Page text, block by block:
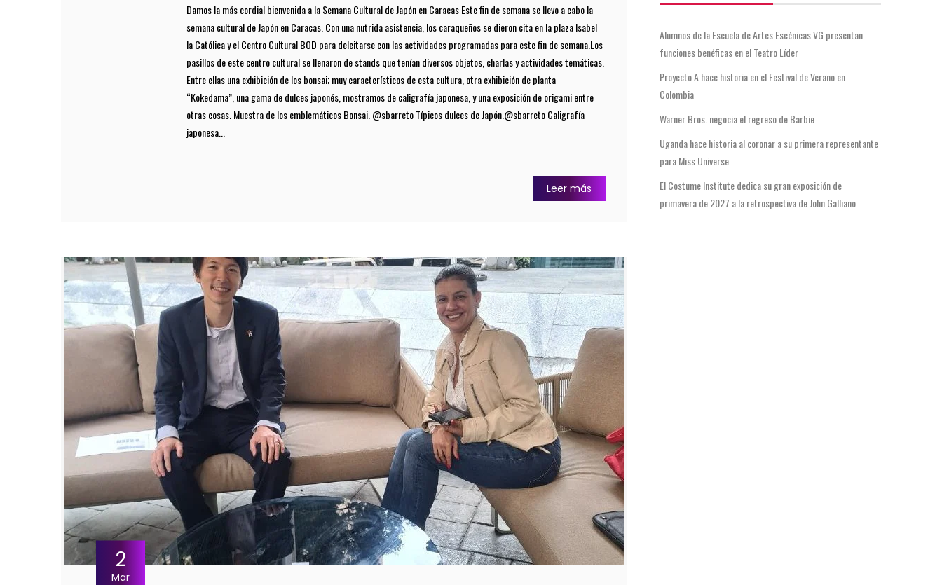
Damos la más cordial bienvenida a la Semana Cultural de Japón en Caracas Este fin de semana se llevo a cabo la
semana cultural de Japón en Caracas. Con una nutrida asistencia, los caraqueños se dieron cita en la plaza Isabel
la Católica y el Centro Cultural BOD para deleitarse con las actividades programadas para este fin de semana.Los
pasillos de este centro cultural se llenaron de stands que tenían diversos objetos, charlas y actividades temáticas.
Entre ellas una exhibición de los bonsai; muy característicos de esta cultura, otra exhibición de planta
“Kokedama”, una gama de dulces japonés, mostramos de caligrafía japonesa, y una exposición de origami entre
otras cosas. Muestra de los emblemáticos Bonsai. @sbarreto Típicos dulces de Japón.@sbarreto Caligrafía
japonesa...
Leer más
2
Mar
Alumnos de la Escuela de Artes Escénicas VG presentan
funciones benéficas en el Teatro Líder
Proyecto A hace historia en el Festival de Verano en
Colombia
Warner Bros. negocia el regreso de Barbie
Uganda hace historia al coronar a su primera representante
para Miss Universe
El Costume Institute dedica su gran exposición de
primavera de 2027 a la retrospectiva de John Galliano